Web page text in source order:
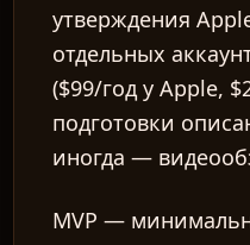
утверждения
отдельных
($99/год у Apple,
подготовки
иногда —
MVP —